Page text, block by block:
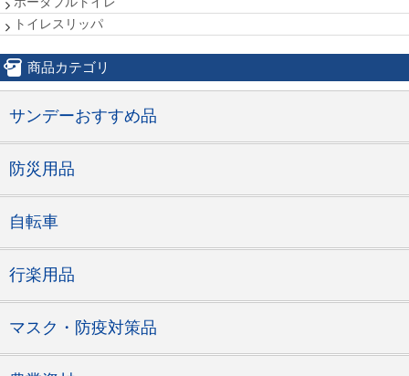
トイレスリッパ
商品カテゴリ
サンデーおすすめ品
防災用品
自転車
行楽用品
マスク・防疫対策品